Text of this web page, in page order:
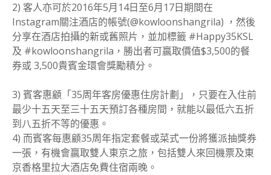
2) 客人亦可於2016年5月14日至6月17日期間在
Instagram關注酒店的帳號(@kowloonshangrila) ，然後
分享在酒店拍攝的新或舊照片，並加標籤 #Happy35KSL
及 #kowloonshangrila，勝出者可贏取價值$3,500的餐
券或 3,500貴賓金環會獎勵積分。
3) 賓客惠顧「35周年客房優惠住房計劃」，只要在入住前
最少十五天至三十五天預訂各種房間，就能以最低六五折
到八五折不等的優惠。
4) 而賓客每惠顧35周年指定套餐或菜式一份將獲派抽獎券
一張，有機會贏取雙人東京之旅，包括雙人來回機票及東
京香格里拉大酒店免費住宿兩晚。